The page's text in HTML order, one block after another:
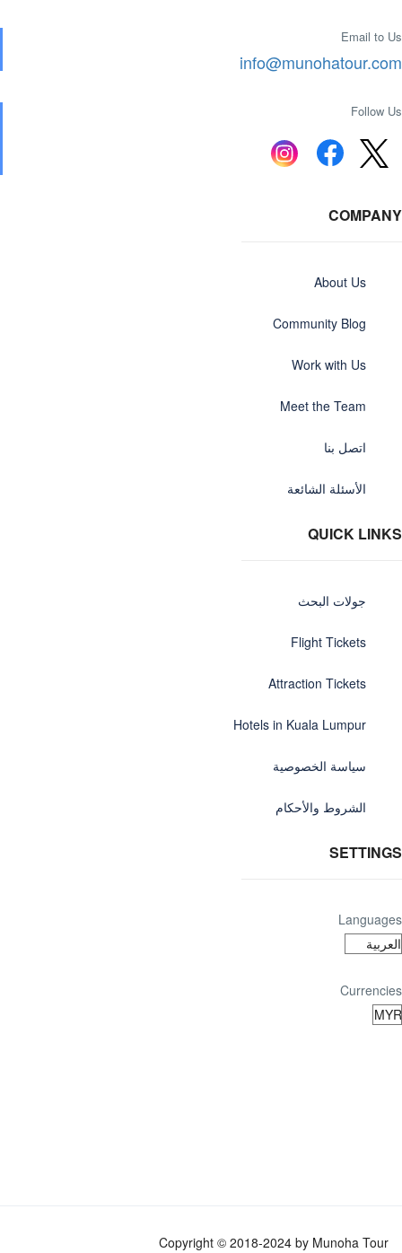
Email to Us
info@munohatour.com
Follow Us
COMPANY
About Us
Community Blog
Work with Us
Meet the Team
اتصل بنا
الأسئلة الشائعة
QUICK LINKS
جولات البحث
Flight Tickets
Attraction Tickets
Hotels in Kuala Lumpur
سياسة الخصوصية
الشروط والأحكام
SETTINGS
Languages
Currencies
Copyright © 2018-2024 by Munoha Tour